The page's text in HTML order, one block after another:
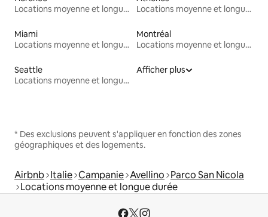
Locations moyenne et longue durée
Locations moyenne et longue durée
Miami
Locations moyenne et longue durée
Montréal
Locations moyenne et longue durée
Seattle
Locations moyenne et longue durée
Afficher plus
* Des exclusions peuvent s'appliquer en fonction des zones
géographiques et des logements.
Airbnb Italie Campanie Avellino Parco San Nicola
Locations moyenne et longue durée